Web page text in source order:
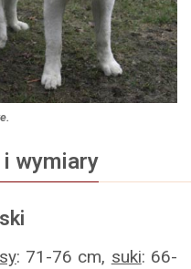
i wymiary
: 71-76 cm, suki: 66-